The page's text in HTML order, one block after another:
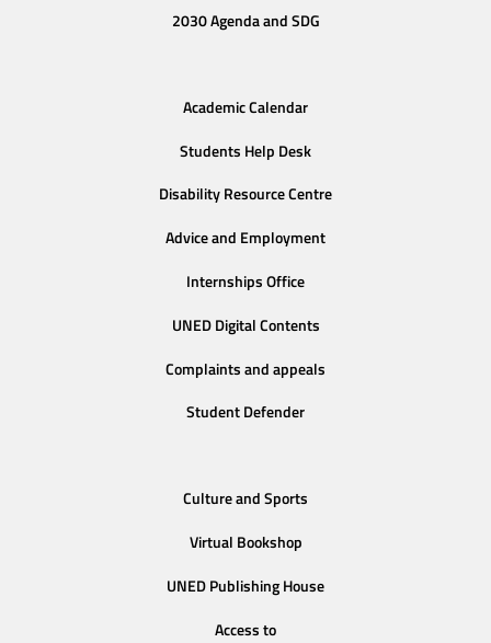
2030 Agenda and SDG
Academic Calendar
Students Help Desk
Disability Resource Centre
Advice and Employment
Internships Office
UNED Digital Contents
Complaints and appeals
Student Defender
Culture and Sports
Virtual Bookshop
UNED Publishing House
Access to